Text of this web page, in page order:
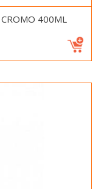
CROMO 400ML